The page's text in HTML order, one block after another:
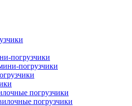
погрузчики
погрузчики
погрузчики
погрузчики